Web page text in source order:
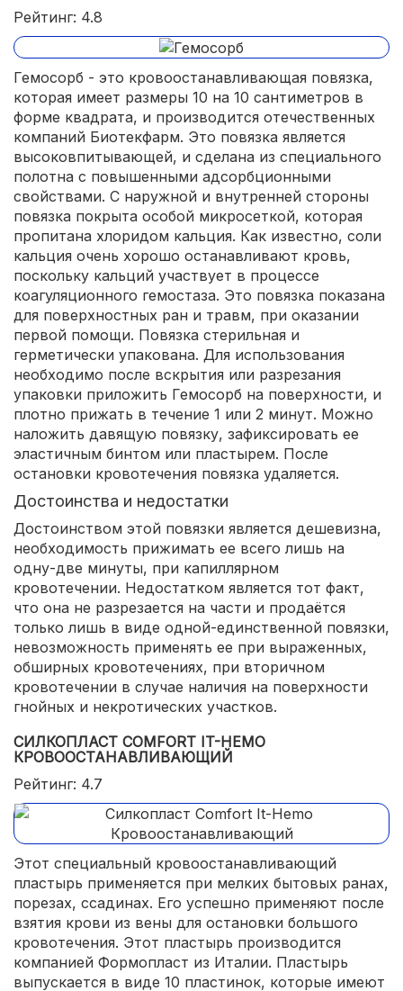
Рейтинг: 4.8
Гемосорб - это кровоостанавливающая повязка,
которая имеет размеры 10 на 10 сантиметров в
форме квадрата, и производится отечественных
компаний Биотекфарм. Это повязка является
высоковпитывающей, и сделана из специального
полотна с повышенными адсорбционными
свойствами. С наружной и внутренней стороны
повязка покрыта особой микросеткой, которая
пропитана хлоридом кальция. Как известно, соли
кальция очень хорошо останавливают кровь,
поскольку кальций участвует в процессе
коагуляционного гемостаза. Это повязка показана
для поверхностных ран и травм, при оказании
первой помощи. Повязка стерильная и
герметически упакована. Для использования
необходимо после вскрытия или разрезания
упаковки приложить Гемосорб на поверхности, и
плотно прижать в течение 1 или 2 минут. Можно
наложить давящую повязку, зафиксировать ее
эластичным бинтом или пластырем. После
остановки кровотечения повязка удаляется.
Достоинства и недостатки
Достоинством этой повязки является дешевизна,
необходимость прижимать ее всего лишь на
одну-две минуты, при капиллярном
кровотечении. Недостатком является тот факт,
что она не разрезается на части и продаётся
только лишь в виде одной-единственной повязки,
невозможность применять ее при выраженных,
обширных кровотечениях, при вторичном
кровотечении в случае наличия на поверхности
гнойных и некротических участков.
СИЛКОПЛАСТ COMFORT IT-HEMO
КРОВООСТАНАВЛИВАЮЩИЙ
Рейтинг: 4.7
Этот специальный кровоостанавливающий
пластырь применяется при мелких бытовых ранах,
порезах, ссадинах. Его успешно применяют после
взятия крови из вены для остановки большого
кровотечения. Этот пластырь производится
компанией Формопласт из Италии. Пластырь
выпускается в виде 10 пластинок, которые имеют